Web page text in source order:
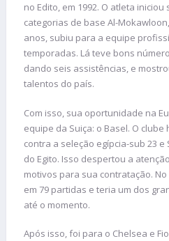
no Edito, em 1992. O atleta
categorias de base Al-
anos, subiu para a equipe
temporadas. Lá teve bons
dando seis assistências, e
talentos do país.
Com isso, sua oportunidade na
equipe da Suiça: o Basel. O
contra a seleção egípcia-sub 23
do Egito. Isso despertou a
motivos para sua contratação.
em 79 partidas e teria um dos
até o momento.
Após isso, foi para o Chelsea e